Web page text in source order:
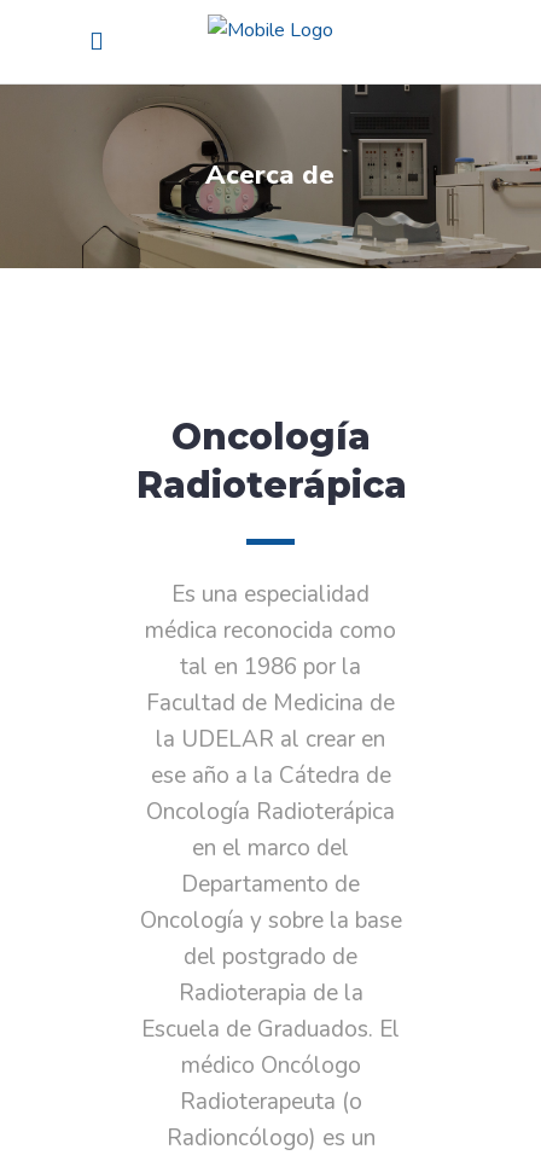
Acerca de
Acerca de
Oncología
Radioterápica
Es una especialidad
médica reconocida como
tal en 1986 por la
Facultad de Medicina de
la UDELAR al crear en
ese año a la Cátedra de
Oncología Radioterápica
en el marco del
Departamento de
Oncología y sobre la base
del postgrado de
Radioterapia de la
Escuela de Graduados. El
médico Oncólogo
Radioterapeuta (o
Radioncólogo) es un